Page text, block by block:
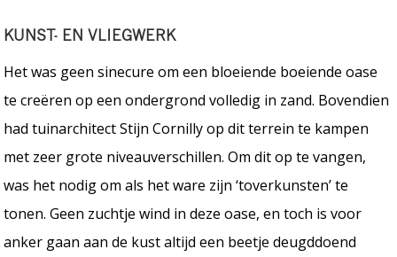
KUNST- EN VLIEGWERK
Het was geen sinecure om een bloeiende boeiende oase
te creëren op een ondergrond volledig in zand. Bovendien
had tuinarchitect Stijn Cornilly op dit terrein te kampen
met zeer grote niveauverschillen. Om dit op te vangen,
was het nodig om als het ware zijn ‘toverkunsten’ te
tonen. Geen zuchtje wind in deze oase, en toch is voor
anker gaan aan de kust altijd een beetje deugddoend